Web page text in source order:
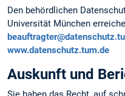
Den behördlichen
Universität München
www.datenschutz.tum.de
Auskunft und